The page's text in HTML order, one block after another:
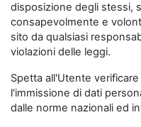
disposizione degli stessi,
consapevolmente e
sito da qualsiasi
violazioni delle leggi.
Spetta all'Utente
l'immissione di dati
dalle norme nazionali ed